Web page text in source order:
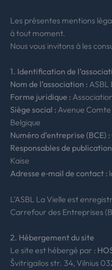
Les présentes mentions
à tout moment.
Nous vous invitons à les
1. Identification de
Nom de l’association : ASBL
Forme juridique :
Siège social : Avenue
Belgique
Numéro d’entreprise (BCE) :
Responsables de
Kaise
Adresse e‑mail de contact :
L’ASBL La Vielle est
Carrefour des Entreprises
2. Hébergement du site
Le site est hébergé par :
Švitrigailos str. 34, Vilnius